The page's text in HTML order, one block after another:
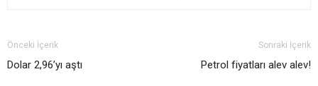
Önceki İçerik
Dolar 2,96’yı aştı
Sonraki İçerik
Petrol fiyatları alev alev!